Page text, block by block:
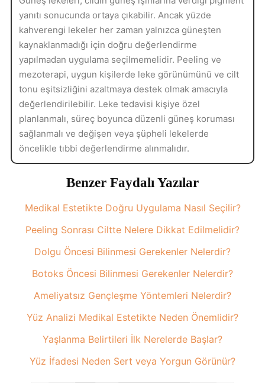
yanıtı sonucunda ortaya çıkabilir. Ancak yüzde
kahverengi lekeler her zaman yalnızca güneşten
kaynaklanmadığı için doğru değerlendirme
yapılmadan uygulama seçilmemelidir. Peeling ve
mezoterapi, uygun kişilerde leke görünümünü ve cilt
tonu eşitsizliğini azaltmaya destek olmak amacıyla
değerlendirilebilir. Leke tedavisi kişiye özel
planlanmalı, süreç boyunca düzenli güneş koruması
sağlanmalı ve değişen veya şüpheli lekelerde
öncelikle tıbbi değerlendirme alınmalıdır.
Benzer Faydalı Yazılar
Medikal Estetikte Doğru Uygulama Nasıl Seçilir?
Peeling Sonrası Ciltte Nelere Dikkat Edilmelidir?
Dolgu Öncesi Bilinmesi Gerekenler Nelerdir?
Botoks Öncesi Bilinmesi Gerekenler Nelerdir?
Ameliyatsız Gençleşme Yöntemleri Nelerdir?
Yüz Analizi Medikal Estetikte Neden Önemlidir?
Yaşlanma Belirtileri İlk Nerelerde Başlar?
Yüz İfadesi Neden Sert veya Yorgun Görünür?